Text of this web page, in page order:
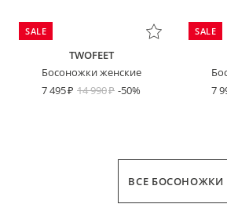
SALE
TWOFEET
Босоножки женские
7 495
14 990 -50%
SALE
7
ВСЕ БОСОНОЖКИ